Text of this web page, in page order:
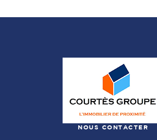
NOUS CONTACTER